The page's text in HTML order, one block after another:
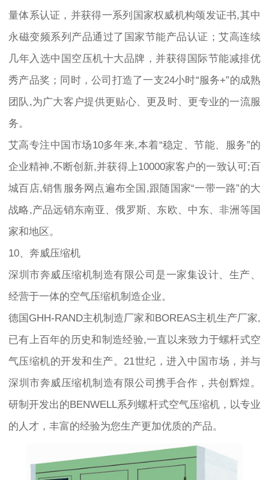
量体系认证，并获得一系列国家权威机构颂发证书,其中
永磁变频系列产品通过了国家节能产品认证；艾高连续
几年入选中国空压机十大品牌，并获得国际节能减排优
秀产品奖；同时，公司打造了一支24小时“服务+”的成熟
团队,为广大客户提供更贴心、更及时、更专业的一流服
务。
艾高专注中国市场10多年来,本着“稳定、节能、服务”的
企业精神,不断创新,并获得上10000家客户的一致认可;百
城百店,销售服务网点遍布全国,跟随国家“一带一路”的大
战略,产品远销东南亚、俄罗斯、东欧、中东、非洲等国
家和地区。
10、奔威压缩机
深圳市奔威压缩机制造有限公司是一家集设计、生产、
经营于一体的空气压缩机制造企业。
德国GHH-RAND主机制造厂家和BOREAS主机生产厂家,
已有上百年的历史和制造经验,一直以来致力于螺杆式空
气压缩机的开发和生产。21世纪，进入中国市场，并与
深圳市奔威压缩机制造有限公司携手合作，共创辉煌。
研制开发出的BENWELL系列螺杆式空气压缩机，以专业
的人才，丰富的经验为您生产更加优质的产品。